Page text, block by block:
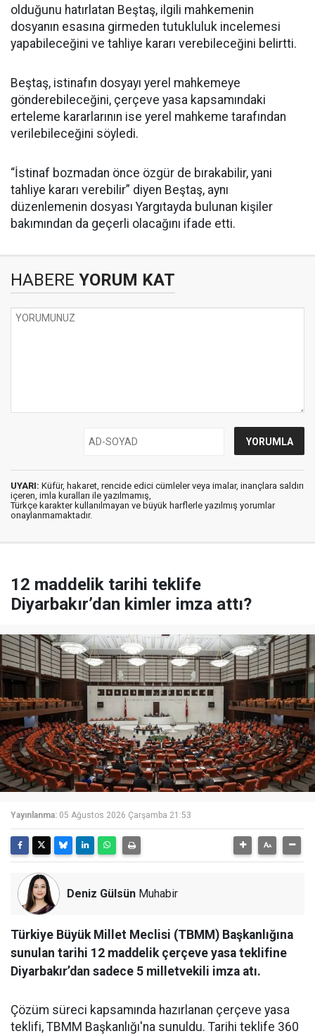
olduğunu hatırlatan Beştaş, ilgili mahkemenin
dosyanın esasına girmeden tutukluluk incelemesi
yapabileceğini ve tahliye kararı verebileceğini belirtti.
Beştaş, istinafın dosyayı yerel mahkemeye
gönderebileceğini, çerçeve yasa kapsamındaki
erteleme kararlarının ise yerel mahkeme tarafından
verilebileceğini söyledi.
“İstinaf bozmadan önce özgür de bırakabilir, yani
tahliye kararı verebilir” diyen Beştaş, aynı
düzenlemenin dosyası Yargıtayda bulunan kişiler
bakımından da geçerli olacağını ifade etti.
HABERE YORUM KAT
UYARI: Küfür, hakaret, rencide edici cümleler veya imalar, inançlara saldırı
içeren, imla kuralları ile yazılmamış,
Türkçe karakter kullanılmayan ve büyük harflerle yazılmış yorumlar
onaylanmamaktadır.
12 maddelik tarihi teklife
Diyarbakır’dan kimler imza attı?
Yayınlanma: 05 Ağustos 2026 Çarşamba 21:53
Deniz Gülsün Muhabir
Türkiye Büyük Millet Meclisi (TBMM) Başkanlığına
sunulan tarihi 12 maddelik çerçeve yasa teklifine
Diyarbakır’dan sadece 5 milletvekili imza atı.
Çözüm süreci kapsamında hazırlanan çerçeve yasa
teklifi, TBMM Başkanlığı'na sunuldu. Tarihi teklife 360